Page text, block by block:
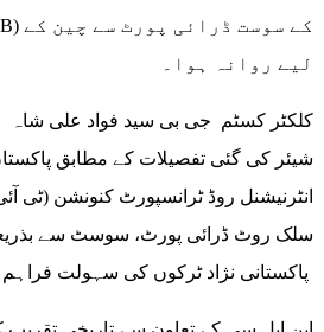
لیے روانہ ہوا۔
کلکٹر کسٹم جی بی سید فواد علی شاہ
شیئر کی گئی تفصیلات کے مطابق
انٹرنیشنل روڈ ٹرانسپورٹ کنونشن (ٹی
سلک روٹ ڈرائی پورٹ، سوسٹ سے